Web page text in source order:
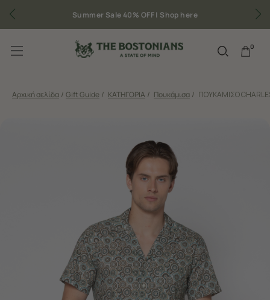
Summer Sale 40% OFF | Shop here
0
Αρχική σελίδα / Gift Guide / ΚΑΤΗΓΟΡΙΑ / Πουκάμισα / ΠΟΥΚΑΜΙΣΟ